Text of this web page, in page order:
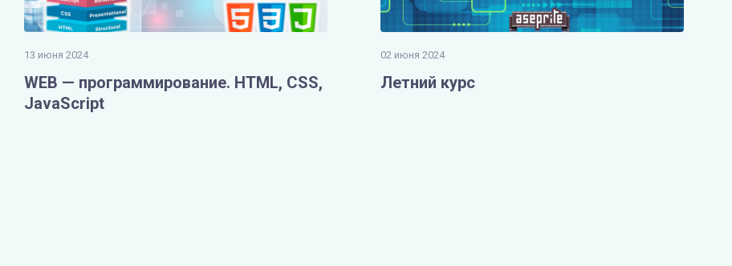
13 июня 2024
WEB — программирование. HTML, CSS,
JavaScript
02 июня 2024
Летний курс